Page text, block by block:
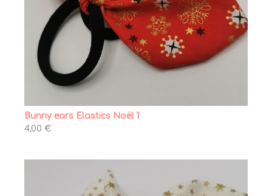
Bunny ears Elastics Noël 1
4,00 €